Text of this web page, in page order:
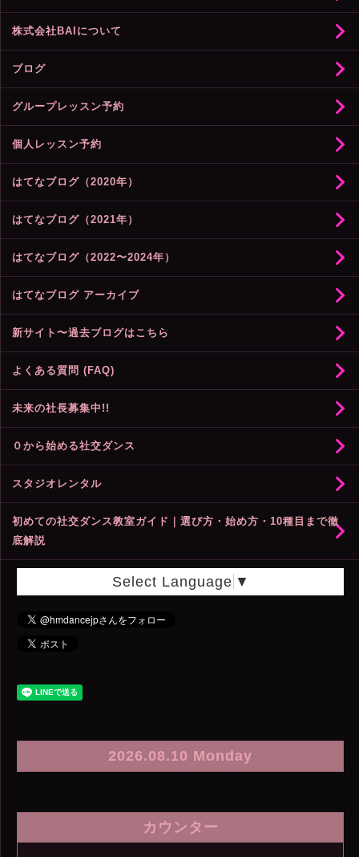
株式会社BAIについて
ブログ
グループレッスン予約
個人レッスン予約
はてなブログ（2020年）
はてなブログ（2021年）
はてなブログ（2022〜2024年）
はてなブログ アーカイブ
新サイト〜過去ブログはこちら
よくある質問 (FAQ)
未来の社長募集中!!
０から始める社交ダンス
スタジオレンタル
初めての社交ダンス教室ガイド｜選び方・始め方・10種目まで徹
底解説
Select Language ▼
2026.08.10 Monday
カウンター